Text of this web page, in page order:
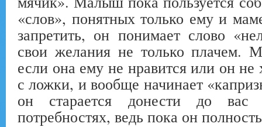
«слов», понятных только ему и
запретить, он понимает слово
свои желания не только плачем.
если она ему не нравится или он не
с ложки, и вообще начинает
он старается донести до
потребностях, ведь пока он